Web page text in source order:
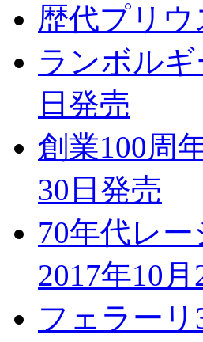
歴代プリウ
ランボル
日発売
創業100周
30日発売
70年代レ
2017年10
フェラーリ